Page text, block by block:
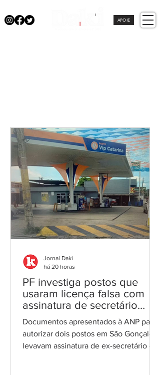
APOIE
PF investiga postos que
usaram licença falsa com
assinatura de secretário
morto em 2020
Documentos apresentados à ANP para
autorizar dois postos em São Gonçalo
levavam assinatura de ex-secretário de
Jornal Daki
há 20 horas